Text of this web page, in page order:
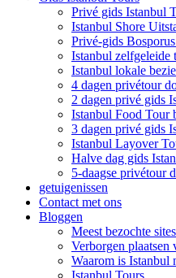
Privé gids Istanbul
Istanbul Shore
Privé-gids
Istanbul zelfgeleide
Istanbul lokale
4 dagen privétour
2 dagen privé gids
Istanbul Food Tour
3 dagen privé gids
Istanbul Layover
Halve dag gids
5-daagse privétour
getuigenissen
Contact met ons
Bloggen
Meest bezochte
Verborgen plaatsen
Waarom is Istanbul
Istanbul Tours